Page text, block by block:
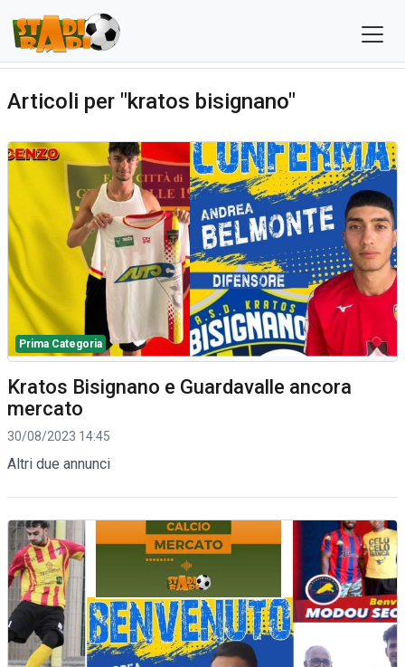
Articoli per "kratos bisignano"
Prima Categoria
Kratos Bisignano e Guardavalle ancora
mercato
30/08/2023 14:45
Altri due annunci